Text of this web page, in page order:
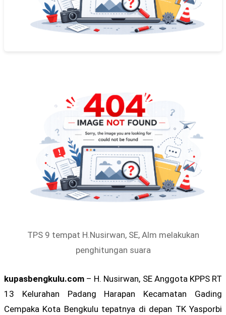
TPS 9 tempat H.Nusirwan, SE, Alm melakukan
penghitungan suara
kupasbengkulu.com – H. Nusirwan, SE Anggota KPPS RT
13 Kelurahan Padang Harapan Kecamatan Gading
Cempaka Kota Bengkulu tepatnya di depan TK Yasporbi